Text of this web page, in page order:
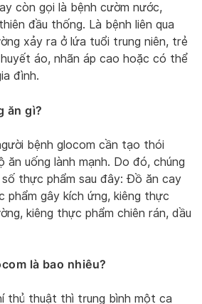
còn gọi là bệnh cườm nước,
đầu thống. Là bệnh liên qua
xảy ra ở lứa tuổi trung niên, trẻ
áo, nhãn áp cao hoặc có thể
đình.
ăn gì?
bệnh glocom cần tạo thói
ăn uống lành mạnh. Do đó, chúng
thực phẩm sau đây: Đồ ăn cay
phẩm gây kích ứng, kiêng thực
kiêng thực phẩm chiên rán, dầu
là bao nhiêu?
thủ thuật thì trung bình một ca